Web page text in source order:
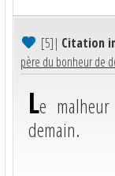
[5]| Citation
père du bonheur de
Le
demain.